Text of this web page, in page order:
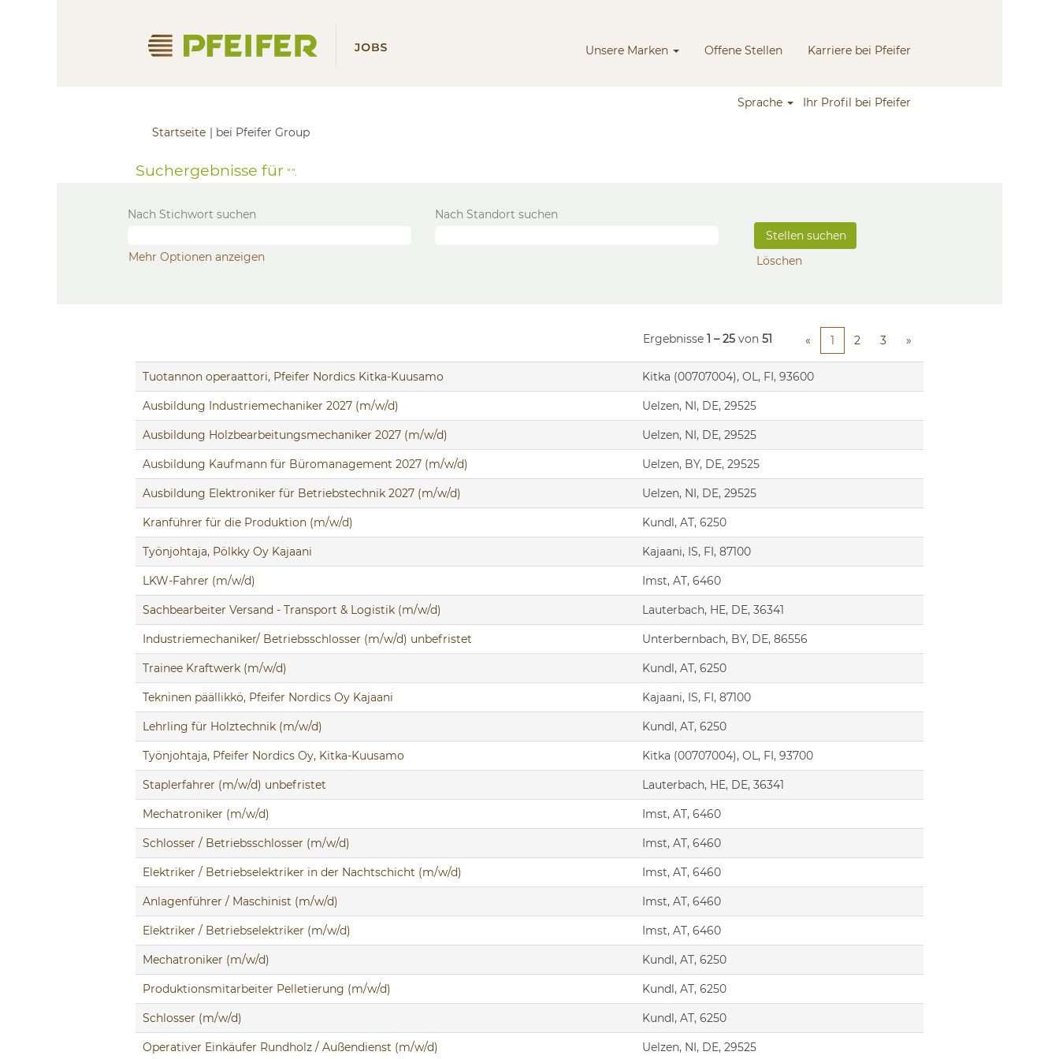
Unsere Marken Offene Stellen Karriere bei Pfeifer
Sprache Ihr Profil bei Pfeifer
Startseite | bei Pfeifer Group(aktuelle
Suchergebnisse für "".
Nach Stichwort suchen Nach Standort suchen
Mehr Optionen anzeigen Löschen
Ergebnisse 1 – 25 von 51 « 1 2 3 »
Tuotannon operaattori, Pfeifer Nordics Kitka-Kuusamo Kitka (00707004), OL, FI, 93600
Ausbildung Industriemechaniker 2027 (m/w/d) Uelzen, NI, DE, 29525
Ausbildung Holzbearbeitungsmechaniker 2027 (m/w/d) Uelzen, NI, DE, 29525
Ausbildung Kaufmann für Büromanagement 2027 (m/w/d) Uelzen, BY, DE, 29525
Ausbildung Elektroniker für Betriebstechnik 2027 (m/w/d) Uelzen, NI, DE, 29525
Kranführer für die Produktion (m/w/d) Kundl, AT, 6250
Työnjohtaja, Pölkky Oy Kajaani Kajaani, IS, FI, 87100
LKW-Fahrer (m/w/d) Imst, AT, 6460
Sachbearbeiter Versand - Transport & Logistik (m/w/d) Lauterbach, HE, DE, 36341
Industriemechaniker/ Betriebsschlosser (m/w/d) unbefristet Unterbernbach, BY, DE, 86556
Trainee Kraftwerk (m/w/d) Kundl, AT, 6250
Tekninen päällikkö, Pfeifer Nordics Oy Kajaani Kajaani, IS, FI, 87100
Lehrling für Holztechnik (m/w/d) Kundl, AT, 6250
Työnjohtaja, Pfeifer Nordics Oy, Kitka-Kuusamo Kitka (00707004), OL, FI, 93700
Staplerfahrer (m/w/d) unbefristet Lauterbach, HE, DE, 36341
Mechatroniker (m/w/d) Imst, AT, 6460
Schlosser / Betriebsschlosser (m/w/d) Imst, AT, 6460
Elektriker / Betriebselektriker in der Nachtschicht (m/w/d) Imst, AT, 6460
Anlagenführer / Maschinist (m/w/d) Imst, AT, 6460
Elektriker / Betriebselektriker (m/w/d) Imst, AT, 6460
Mechatroniker (m/w/d) Kundl, AT, 6250
Produktionsmitarbeiter Pelletierung (m/w/d) Kundl, AT, 6250
Schlosser (m/w/d) Kundl, AT, 6250
Operativer Einkäufer Rundholz / Außendienst (m/w/d) Uelzen, NI, DE, 29525